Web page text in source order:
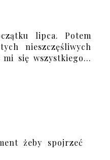
lipca. Potem
nieszczęśliwych
się wszystkiego...
żeby spojrzeć